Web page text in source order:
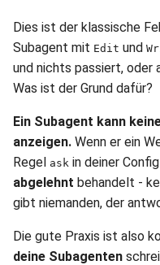
Dies ist der klassische
Subagent mit Edit und
und nichts passiert, oder
Was ist der Grund dafür?
Ein Subagent kann
anzeigen. Wenn er ein
Regel ask in deiner
abgelehnt behandelt -
gibt niemanden, der
Die gute Praxis ist also
deine Subagenten